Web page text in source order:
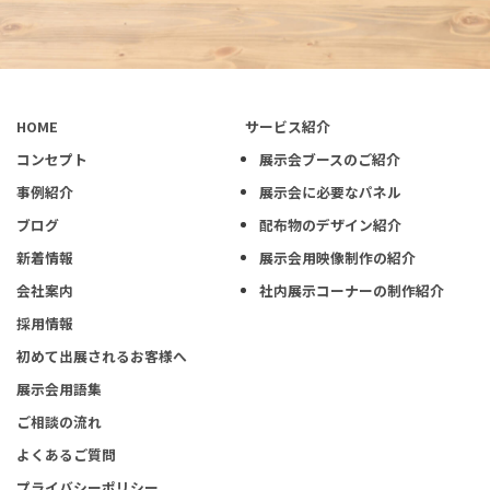
HOME
コンセプト
事例紹介
ブログ
新着情報
会社案内
採用情報
サービス紹介
展示会ブースのご紹介
展示会に必要なパネル
配布物のデザイン紹介
展示会用映像制作の紹介
社内展示コーナーの制作紹介
初めて出展されるお客様へ
展示会用語集
ご相談の流れ
よくあるご質問